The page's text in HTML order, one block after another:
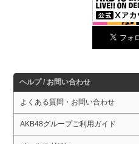
ヘルプ / お問い合わせ
よくある質問・お問い合わせ
AKB48グループご利用ガイド